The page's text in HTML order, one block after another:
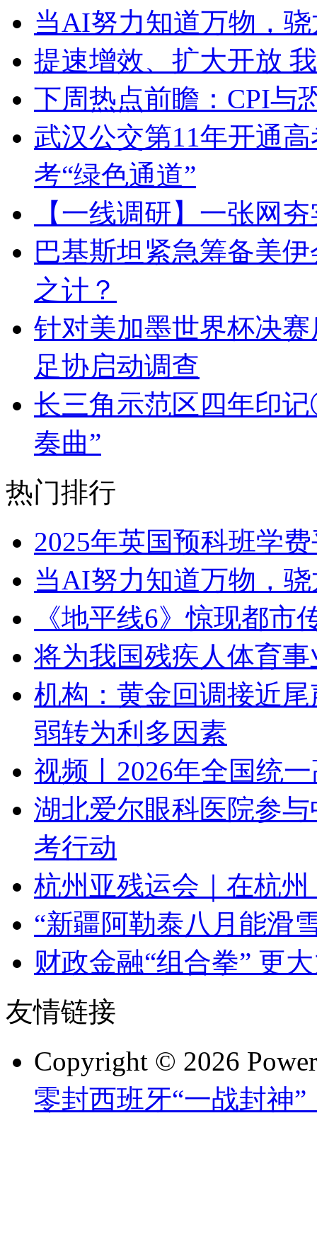
当AI努力知道万物，
提速增效、扩大开放
下周热点前瞻：CPI与
武汉公交第11年开通
考“绿色通道”​
【一线调研】一张网
巴基斯坦紧急筹备美
之计？
针对美加墨世界杯决
足协启动调查
长三角示范区四年印
奏曲”
热门排行
2025年英国预科班学
当AI努力知道万物，
《地平线6》惊现都
将为我国残疾人体育
机构：黄金回调接近
弱转为利多因素
视频丨2026年全国统
湖北爱尔眼科医院参
考行动
杭州亚残运会｜在杭州
“新疆阿勒泰八月能滑
财政金融“组合拳” 更
友情链接
Copyright © 2026
零封西班牙“一战封神”